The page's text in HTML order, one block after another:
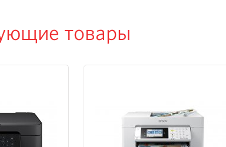
товары